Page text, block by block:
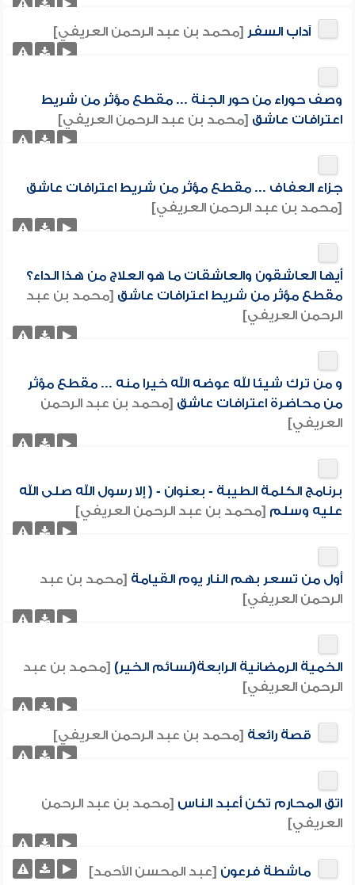
آداب السفر [محمد بن عبد الرحمن العريفي]
وصف حوراء من حور الجنة ... مقطع مؤثر من شريط
اعترافات عاشق [محمد بن عبد الرحمن العريفي]
جزاء العفاف ... مقطع مؤثر من شريط اعترافات عاشق
[محمد بن عبد الرحمن العريفي]
أيها العاشقون والعاشقات ما هو العلاج من هذا الداء؟
مقطع مؤثر من شريط اعترافات عاشق [محمد بن عبد
الرحمن العريفي]
و من ترك شيئا لله عوضه الله خيرا منه ... مقطع مؤثر
من محاضرة اعترافات عاشق [محمد بن عبد الرحمن
العريفي]
برنامج الكلمة الطيبة - بعنوان - ( إلا رسول الله صلى الله
عليه وسلم [محمد بن عبد الرحمن العريفي]
أول من تسعر بهم النار يوم القيامة [محمد بن عبد
الرحمن العريفي]
الخمية الرمضانية الرابعة(نسائم الخير) [محمد بن عبد
الرحمن العريفي]
قصة رائعة [محمد بن عبد الرحمن العريفي]
اتق المحارم تكن أعبد الناس [محمد بن عبد الرحمن
العريفي]
ماشطة فرعون [عبد المحسن الأحمد]